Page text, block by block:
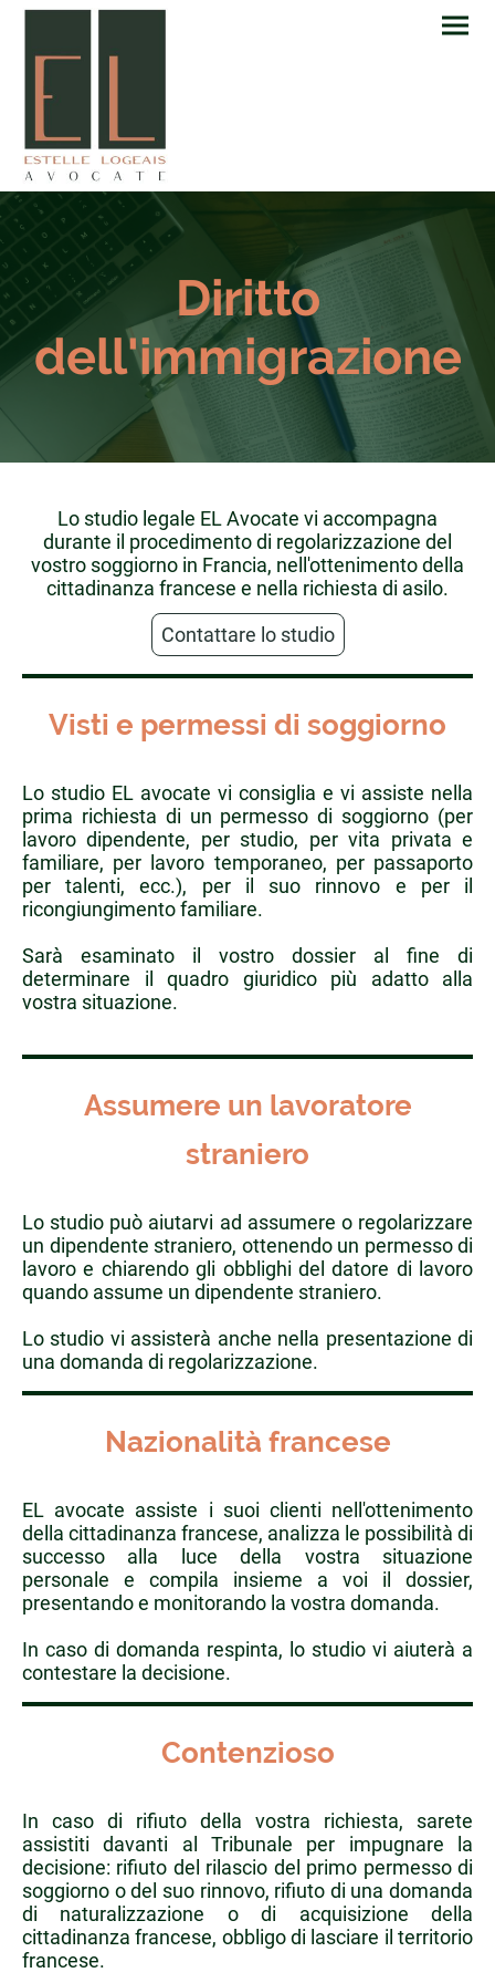
Diritto
dell'immigrazione
Lo studio legale EL Avocate vi accompagna
durante il procedimento di regolarizzazione del
vostro soggiorno in Francia, nell'ottenimento della
cittadinanza francese e nella richiesta di asilo.
Contattare lo studio
Visti e permessi di soggiorno
Lo studio EL avocate vi consiglia e vi assiste nella
prima richiesta di un permesso di soggiorno (per
lavoro dipendente, per studio, per vita privata e
familiare, per lavoro temporaneo, per passaporto
per talenti, ecc.), per il suo rinnovo e per il
ricongiungimento familiare.
Sarà esaminato il vostro dossier al fine di
determinare il quadro giuridico più adatto alla
vostra situazione.
Assumere un lavoratore
straniero
Lo studio può aiutarvi ad assumere o regolarizzare
un dipendente straniero, ottenendo un permesso di
lavoro e chiarendo gli obblighi del datore di lavoro
quando assume un dipendente straniero.
Lo studio vi assisterà anche nella presentazione di
una domanda di regolarizzazione.
Nazionalità francese
EL avocate assiste i suoi clienti nell'ottenimento
della cittadinanza francese, analizza le possibilità di
successo alla luce della vostra situazione
personale e compila insieme a voi il dossier,
presentando e monitorando la vostra domanda.
In caso di domanda respinta, lo studio vi aiuterà a
contestare la decisione.
Contenzioso
In caso di rifiuto della vostra richiesta, sarete
assistiti davanti al Tribunale per impugnare la
decisione: rifiuto del rilascio del primo permesso di
soggiorno o del suo rinnovo, rifiuto di una domanda
di naturalizzazione o di acquisizione della
cittadinanza francese, obbligo di lasciare il territorio
francese.